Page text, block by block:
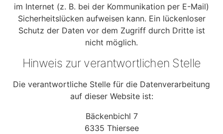
im Internet (z. B. bei der Kommunikation per E-Mail)
Sicherheitslücken aufweisen kann. Ein lückenloser
Schutz der Daten vor dem Zugriff durch Dritte ist
nicht möglich.
Hinweis zur verantwortlichen Stelle
Die verantwortliche Stelle für die Datenverarbeitung
auf dieser Website ist:
Bäckenbichl 7
6335 Thiersee